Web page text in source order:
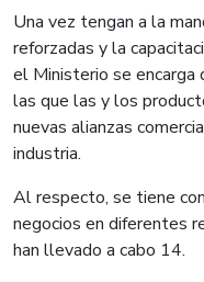
Una vez tengan a la
reforzadas y la
el Ministerio se encarga
las que las y los
nuevas alianzas
industria.
Al respecto, se tiene
negocios en diferentes
han llevado a cabo 14.